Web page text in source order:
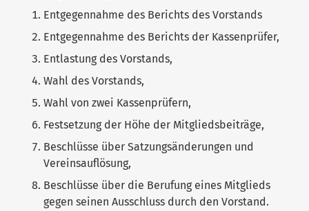
Entgegennahme des Berichts des Vorstands
Entgegennahme des Berichts der Kassenprüfer,
Entlastung des Vorstands,
Wahl des Vorstands,
Wahl von zwei Kassenprüfern,
Festsetzung der Höhe der Mitgliedsbeiträge,
Beschlüsse über Satzungsänderungen und
Vereinsauflösung,
Beschlüsse über die Berufung eines Mitglieds
gegen seinen Ausschluss durch den Vorstand.